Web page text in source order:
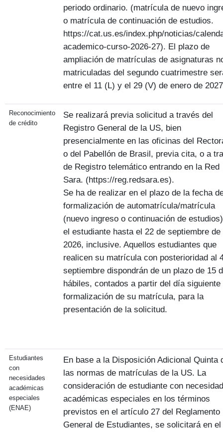
periodo ordinario. (matrícula de nuevo
o matrícula de continuación de estudios.
https://cat.us.es/index.php/noticias/
academico-curso-2026-27). El plazo de
ampliación de matrículas de asignaturas
matriculadas del segundo cuatrimestre
entre el 11 (L) y el 29 (V) de enero de
Reconocimiento
de crédito
Se realizará previa solicitud a través del
Registro General de la US, bien
presencialmente en las oficinas del
o del Pabellón de Brasil, previa cita, o a
de Registro telemático entrando en la Red
Sara. (https://reg.redsara.es).
Se ha de realizar en el plazo de la fecha
formalización de automatrícula/matrícula
(nuevo ingreso o continuación de
el estudiante hasta el 22 de septiembre de
2026, inclusive. Aquellos estudiantes que
realicen su matrícula con posterioridad al
septiembre dispondrán de un plazo de 15
hábiles, contados a partir del día siguiente
formalización de su matrícula, para la
presentación de la solicitud.
Estudiantes
con
necesidades
académicas
especiales
(ENAE)
En base a la Disposición Adicional Quinta
las normas de matrículas de la US. La
consideración de estudiante con
académicas especiales en los términos
previstos en el artículo 27 del Reglamento
General de Estudiantes, se solicitará en el